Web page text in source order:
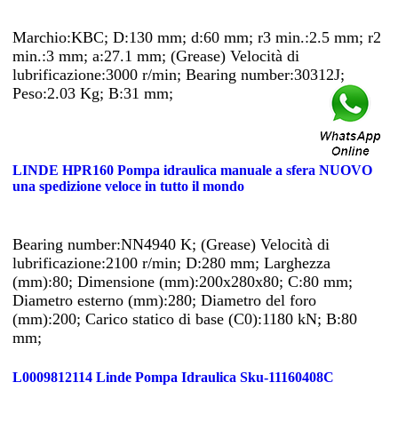
Marchio:KBC; D:130 mm; d:60 mm; r3 min.:2.5 mm; r2
min.:3 mm; a:27.1 mm; (Grease) Velocità di
lubrificazione:3000 r/min; Bearing number:30312J;
Peso:2.03 Kg; B:31 mm;
LINDE HPR160 Pompa idraulica manuale a sfera NUOVO
una spedizione veloce in tutto il mondo
Bearing number:NN4940 K; (Grease) Velocità di
lubrificazione:2100 r/min; D:280 mm; Larghezza
(mm):80; Dimensione (mm):200x280x80; C:80 mm;
Diametro esterno (mm):280; Diametro del foro
(mm):200; Carico statico di base (C0):1180 kN; B:80
mm;
L0009812114 Linde Pompa Idraulica Sku-11160408C